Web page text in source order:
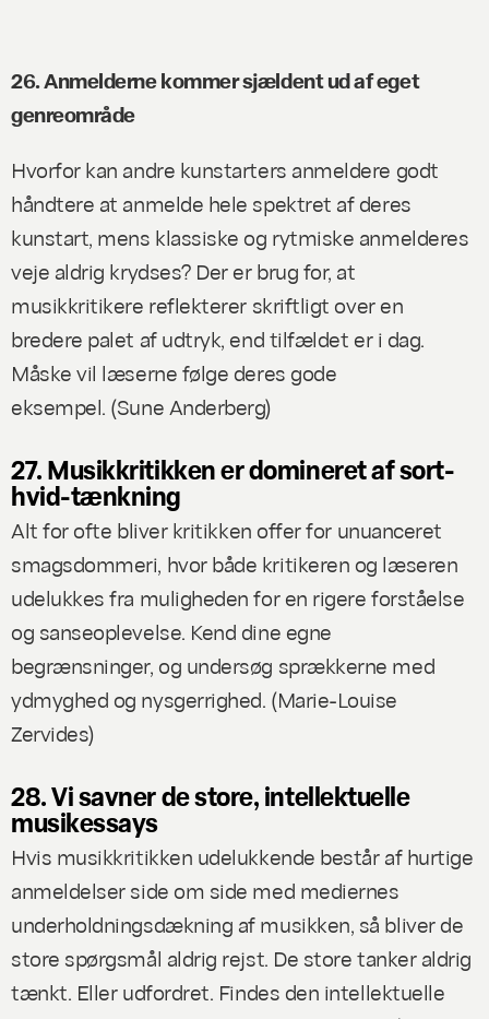
26. Anmelderne kommer sjældent ud af eget
genreområde
Hvorfor kan andre kunstarters anmeldere godt
håndtere at anmelde hele spektret af deres
kunstart, mens klassiske og rytmiske anmelderes
veje aldrig krydses? Der er brug for, at
musikkritikere reflekterer skriftligt over en
bredere palet af udtryk, end tilfældet er i dag.
Måske vil læserne følge deres gode
eksempel. (Sune Anderberg)
27. Musikkritikken er domineret af sort-
hvid-tænkning
Alt for ofte bliver kritikken offer for unuanceret
smagsdommeri, hvor både kritikeren og læseren
udelukkes fra muligheden for en rigere forståelse
og sanseoplevelse. Kend dine egne
begrænsninger, og undersøg sprækkerne med
ydmyghed og nysgerrighed. (Marie-Louise
Zervides)
28. Vi savner de store, intellektuelle
musikessays
Hvis musikkritikken udelukkende består af hurtige
anmeldelser side om side med mediernes
underholdningsdækning af musikken, så bliver de
store spørgsmål aldrig rejst. De store tanker aldrig
tænkt. Eller udfordret. Findes den intellektuelle